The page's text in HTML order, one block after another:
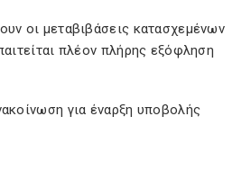
οι μεταβιβάσεις κατασχεμένων
πλέον πλήρης εξόφληση
για έναρξη υποβολής